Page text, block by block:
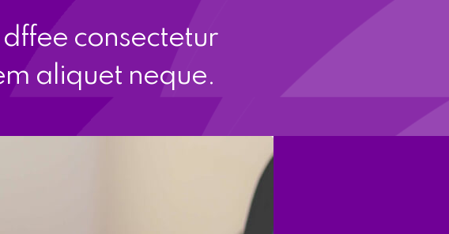
consectetur
aliquet neque.